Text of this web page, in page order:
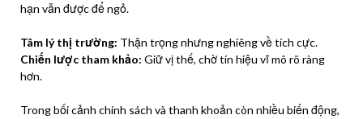
hạn vẫn được để ngỏ.
Tâm lý thị trường: Thận trọng nhưng nghiêng về tích cực.
Chiến lược tham khảo: Giữ vị thế, chờ tín hiệu vĩ mô rõ ràng
hơn.
Trong bối cảnh chính sách và thanh khoản còn nhiều biến động,